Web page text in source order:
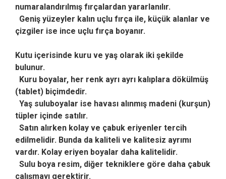
numaralandırılmış fırçalardan yararlanılır.
Geniş yüzeyler kalın uçlu fırça ile, küçük alanlar ve
çizgiler ise ince uçlu fırça boyanır.
Kutu içerisinde kuru ve yaş olarak iki şekilde
bulunur.
Kuru boyalar, her renk ayrı ayrı kalıplara dökülmüş
(tablet) biçimdedir.
Yaş suluboyalar ise havası alınmış madeni (kurşun)
tüpler içinde satılır.
Satın alırken kolay ve çabuk eriyenler tercih
edilmelidir. Bunda da kaliteli ve kalitesiz ayrımı
vardır. Kolay eriyen boyalar daha kalitelidir.
Sulu boya resim, diğer tekniklere göre daha çabuk
çalışmayı gerektirir.